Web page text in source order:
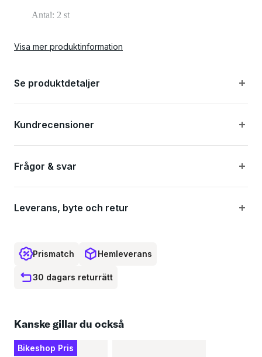
Antal: 2 st
Visa mer produktinformation
Se produktdetaljer
Kundrecensioner
Frågor & svar
Leverans, byte och retur
Prismatch Hemleverans
30 dagars returrätt
Kanske gillar du också
Bikeshop Pris